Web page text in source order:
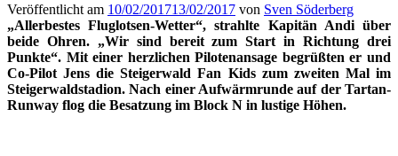
Veröffentlicht am 10/02/201713/02/2017 von Sven Söderberg
„Allerbestes Fluglotsen-Wetter“, strahlte Kapitän Andi über
beide Ohren. „Wir sind bereit zum Start in Richtung drei
Punkte“. Mit einer herzlichen Pilotenansage begrüßten er und
Co-Pilot Jens die Steigerwald Fan Kids zum zweiten Mal im
Steigerwaldstadion. Nach einer Aufwärmrunde auf der Tartan-
Runway flog die Besatzung im Block N in lustige Höhen.